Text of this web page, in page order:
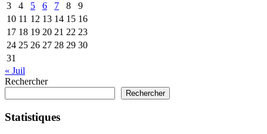
3
4 5 6 7 8
9
10 11 12 13 14 15 16
17 18 19 20 21 22 23
24 25 26 27 28 29 30
31
« Juil
Rechercher
Rechercher
Statistiques